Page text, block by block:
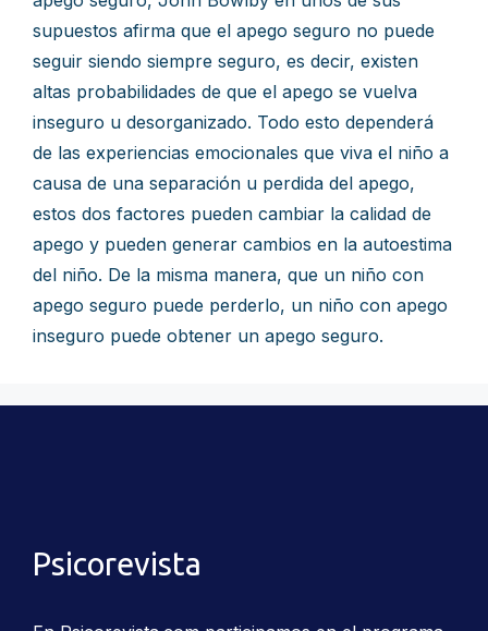
supuestos afirma que el apego seguro no puede
seguir siendo siempre seguro, es decir, existen
altas probabilidades de que el apego se vuelva
inseguro u desorganizado. Todo esto dependerá
de las experiencias emocionales que viva el niño a
causa de una separación u perdida del apego,
estos dos factores pueden cambiar la calidad de
apego y pueden generar cambios en la autoestima
del niño. De la misma manera, que un niño con
apego seguro puede perderlo, un niño con apego
inseguro puede obtener un apego seguro.
Psicorevista